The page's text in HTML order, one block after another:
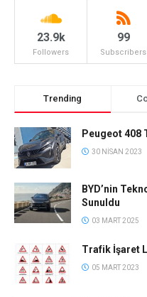
23.9k
Followers
99
Subscribers
Trending
Peugeot 408
30 NISAN 2023
BYD’nin
Sunuldu
03 MART 2025
Trafik İşaret
05 MART 2023